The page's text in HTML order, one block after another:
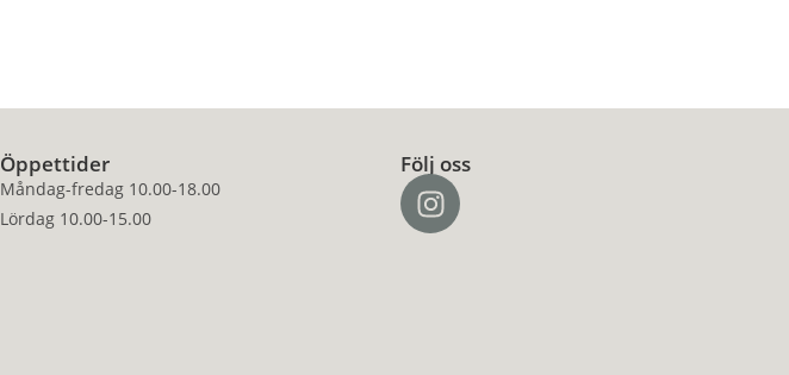
Öppettider
Måndag-fredag 10.00-18.00
Lördag 10.00-15.00
Följ oss